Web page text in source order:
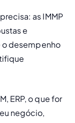
as IMMP
e
o desempenho
ERP, o que for
negócio,